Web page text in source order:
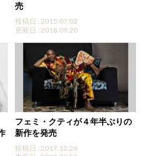
売
投稿日 : 2015.07.02
更新日 : 2018.09.20
フェミ・クティが４年半ぶりの
新作を発売
投稿日 : 2017.12.26